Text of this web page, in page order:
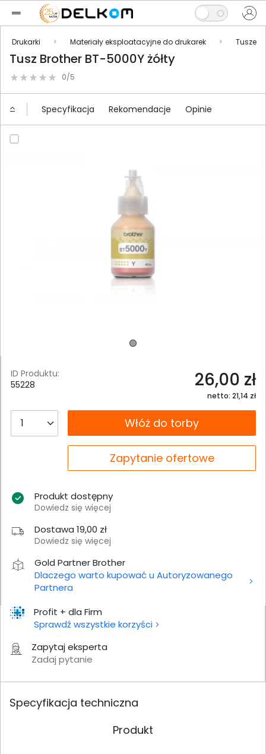
Drukarki Materiały eksploatacyjne do drukarek Tusze
Tusz Brother BT-5000Y żółty
0/5
Specyfikacja Rekomendacje Opinie
Profit + dla Firm
Sprawdź wszystkie korzyści
Zapytaj eksperta
Zadaj pytanie
ID Produktu:
55228
26,00 zł
netto: 21,14 zł
__B2C.PRODUCT.QUANTITYWłóż do torby
Zapytanie ofertowe
Produkt dostępny
Dowiedz się więcej
Dostawa 19,00 zł
Dowiedz się więcej
Gold Partner Brother
Dlaczego warto kupować u Autoryzowanego
Partnera
Specyfikacja techniczna
Produkt